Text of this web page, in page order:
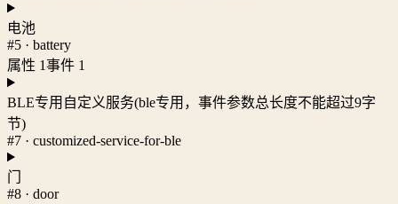
电池
#5 · battery
属性 1事件 1
BLE专用自定义服务(ble专用，事件参数总长度不能超过9字
节)
#7 · customized-service-for-ble
门
#8 · door